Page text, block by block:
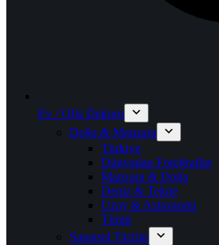
Ev / Ofis Dekoru
Doğa & Manzara
Türkiye
Dünyadan Fotoğraflar
Manzara & Doğa
Deniz & Tekne
Uzay & Astronomi
Tümü
Sanatsal Tarzlar